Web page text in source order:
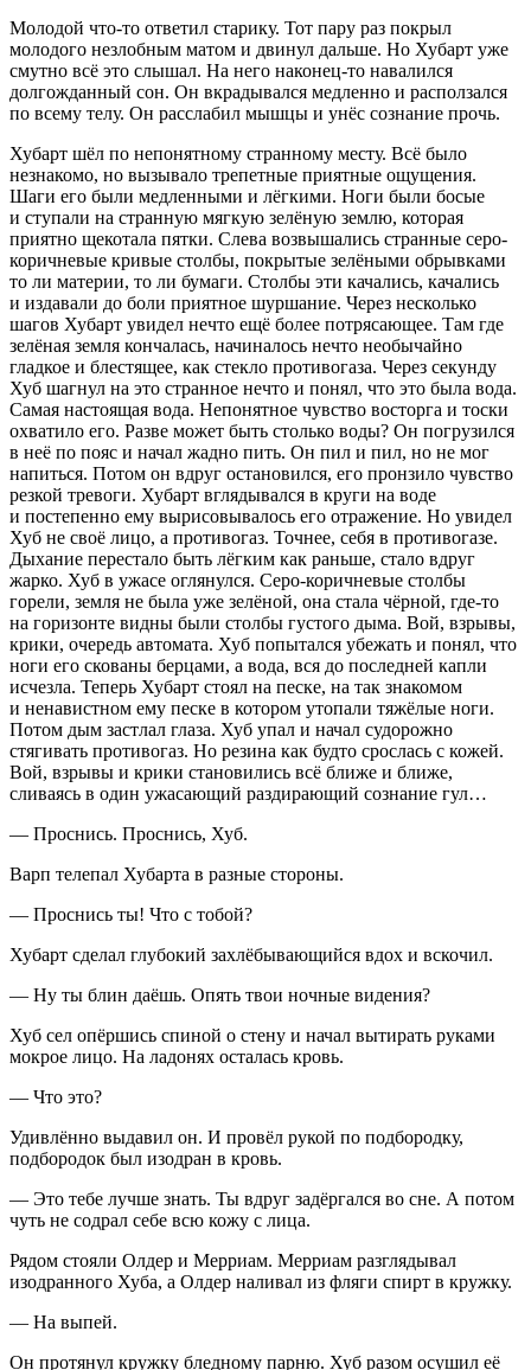
Молодой что-то ответил старику. Тот пару раз покрыл
молодого незлобным матом и двинул дальше. Но Хубарт уже
смутно всё это слышал. На него наконец-то навалился
долгожданный сон. Он вкрадывался медленно и расползался
по всему телу. Он расслабил мышцы и унёс сознание прочь.
Хубарт шёл по непонятному странному месту. Всё было
незнакомо, но вызывало трепетные приятные ощущения.
Шаги его были медленными и лёгкими. Ноги были босые
и ступали на странную мягкую зелёную землю, которая
приятно щекотала пятки. Слева возвышались странные серо-
коричневые кривые столбы, покрытые зелёными обрывками
то ли материи, то ли бумаги. Столбы эти качались, качались
и издавали до боли приятное шуршание. Через несколько
шагов Хубарт увидел нечто ещё более потрясающее. Там где
зелёная земля кончалась, начиналось нечто необычайно
гладкое и блестящее, как стекло противогаза. Через секунду
Хуб шагнул на это странное нечто и понял, что это была вода.
Самая настоящая вода. Непонятное чувство восторга и тоски
охватило его. Разве может быть столько воды? Он погрузился
в неё по пояс и начал жадно пить. Он пил и пил, но не мог
напиться. Потом он вдруг остановился, его пронзило чувство
резкой тревоги. Хубарт вглядывался в круги на воде
и постепенно ему вырисовывалось его отражение. Но увидел
Хуб не своё лицо, а противогаз. Точнее, себя в противогазе.
Дыхание перестало быть лёгким как раньше, стало вдруг
жарко. Хуб в ужасе оглянулся. Серо-коричневые столбы
горели, земля не была уже зелёной, она стала чёрной, где-то
на горизонте видны были столбы густого дыма. Вой, взрывы,
крики, очередь автомата. Хуб попытался убежать и понял, что
ноги его скованы берцами, а вода, вся до последней капли
исчезла. Теперь Хубарт стоял на песке, на так знакомом
и ненавистном ему песке в котором утопали тяжёлые ноги.
Потом дым застлал глаза. Хуб упал и начал судорожно
стягивать противогаз. Но резина как будто срослась с кожей.
Вой, взрывы и крики становились всё ближе и ближе,
сливаясь в один ужасающий раздирающий сознание гул…
— Проснись. Проснись, Хуб.
Варп телепал Хубарта в разные стороны.
— Проснись ты! Что с тобой?
Хубарт сделал глубокий захлёбывающийся вдох и вскочил.
— Ну ты блин даёшь. Опять твои ночные видения?
Хуб сел опёршись спиной о стену и начал вытирать руками
мокрое лицо. На ладонях осталась кровь.
— Что это?
Удивлённо выдавил он. И провёл рукой по подбородку,
подбородок был изодран в кровь.
— Это тебе лучше знать. Ты вдруг задёргался во сне. А потом
чуть не содрал себе всю кожу с лица.
Рядом стояли Олдер и Мерриам. Мерриам разглядывал
изодранного Хуба, а Олдер наливал из фляги спирт в кружку.
— На выпей.
Он протянул кружку бледному парню. Хуб разом осушил её